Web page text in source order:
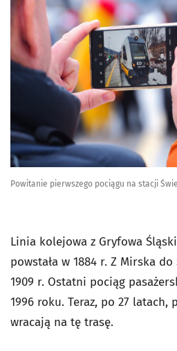
Powitanie pierwszego pociągu na stacji
Linia kolejowa z Gryfowa
powstała w 1884 r. Z Mirska
1909 r. Ostatni pociąg
1996 roku. Teraz, po 27 latach,
wracają na tę trasę.